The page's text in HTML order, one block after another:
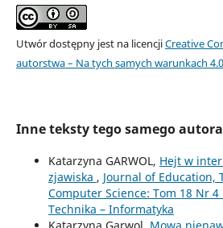
Utwór dostępny jest na licencjiCreative
autorstwa – Na tych samych warunkach
Inne teksty tego samego autora
Katarzyna GARWOL, Hejt w
zjawiska , Journal of Education,
Computer Science: Tom 18 Nr 4
Technika – Informatyka